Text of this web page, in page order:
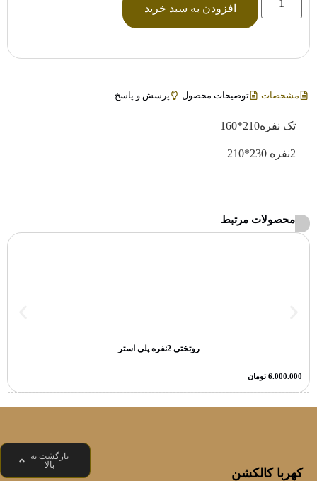
افزودن به سبد خرید
مشخصات توضیحات محصول پرسش و پاسخ
تک نفره210*160
2نفره 230*210
محصولات مرتبط
روتختی 2نفره پلی استر
6.000.000 تومان
بازگشت به
بالا
کهربا کالکشن